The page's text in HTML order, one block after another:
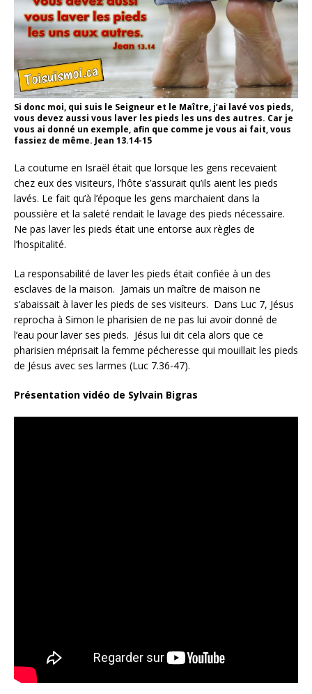
Si donc moi, qui suis le Seigneur et le Maître, j’ai lavé vos pieds,
vous devez aussi vous laver les pieds les uns des autres. Car je
vous ai donné un exemple, afin que comme je vous ai fait, vous
fassiez de même. Jean 13.14-15
La coutume en Israël était que lorsque les gens recevaient
chez eux des visiteurs, l’hôte s’assurait qu’ils aient les pieds
lavés. Le fait qu’à l’époque les gens marchaient dans la
poussière et la saleté rendait le lavage des pieds nécessaire.
Ne pas laver les pieds était une entorse aux règles de
l’hospitalité.
La responsabilité de laver les pieds était confiée à un des
esclaves de la maison. Jamais un maître de maison ne
s’abaissait à laver les pieds de ses visiteurs. Dans Luc 7, Jésus
reprocha à Simon le pharisien de ne pas lui avoir donné de
l’eau pour laver ses pieds. Jésus lui dit cela alors que ce
pharisien méprisait la femme pécheresse qui mouillait les pieds
de Jésus avec ses larmes (Luc 7.36-47).
Présentation vidéo de Sylvain Bigras